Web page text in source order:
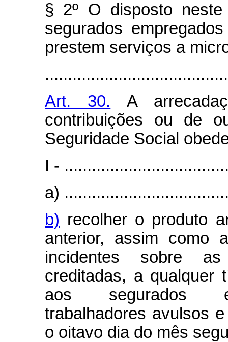
§ 2º O disposto
segurados
prestem serviços a
Art. 30. A
contribuições ou de
Seguridade Social
I -
a)
b) recolher o produto
anterior, assim como
incidentes sobre
creditadas, a qualquer
aos segurados
trabalhadores avulsos
o oitavo dia do mês